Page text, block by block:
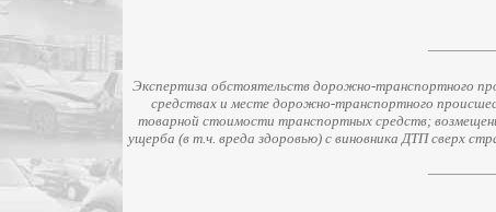
Экспертиза обстоятельств дорожно-транспортного
средствах и месте дорожно-транспортного
товарной стоимости транспортных средств;
ущерба (в т.ч. вреда здоровью) с виновника ДТП сверх